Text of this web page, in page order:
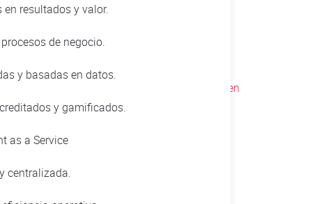
resultados y valor.
de negocio.
y basadas en datos.
y gamificados.
as a Service
centralizada.
del
Espacio Europeo de Datos en
Salud